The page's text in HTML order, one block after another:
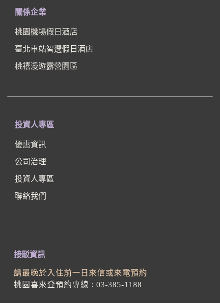
關係企業
桃園機場假日酒店
臺北車站智選假日酒店
桃禧漫遊露營園區
投資人專區
優惠資訊
公司治理
投資人專區
聯絡我們
接駁資訊
請最晚於入住前一日來信或來電預約
桃園喜來登預約專線 : 03-385-1188